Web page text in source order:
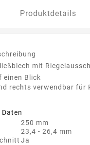
Produktdetails
mit
einen Blick
rechts verwendbar für
Daten
250 mm
23,4 - 26,4 mm
Ja